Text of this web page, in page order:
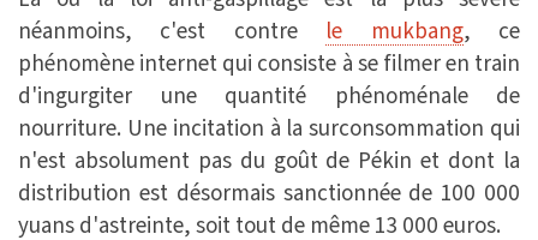
néanmoins, c'est contre le mukbang, ce
phénomène internet qui consiste à se filmer en train
d'ingurgiter une quantité phénoménale de
nourriture. Une incitation à la surconsommation qui
n'est absolument pas du goût de Pékin et dont la
distribution est désormais sanctionnée de 100 000
yuans d'astreinte, soit tout de même 13 000 euros.